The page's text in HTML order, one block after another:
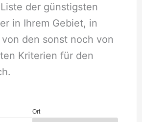
der günstigsten
in Ihrem Gebiet, in
den sonst noch von
Kriterien für den